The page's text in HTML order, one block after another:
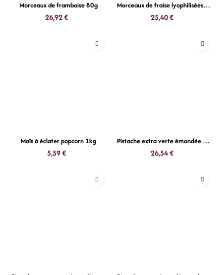
Morceaux de framboise 80g
26,92€
Morceaux de fraise lyophilisées 80 g
25,40€
Maïs à éclater popcorn 1kg
5,59€
Pistache extra verte émondée Iran 500g
26,54€